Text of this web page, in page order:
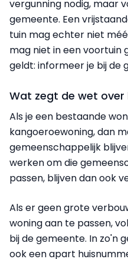
vergunning nodig, maar
gemeente. Een
tuin mag echter niet
mag niet in een voortuin
geldt: informeer je bij de
Wat zegt de wet over
Als je een bestaande
kangoeroewoning, dan
gemeenschappelijk
werken om die
passen, blijven dan ook
Als er geen grote
woning aan te passen,
bij de gemeente. In zo'n
ook een apart